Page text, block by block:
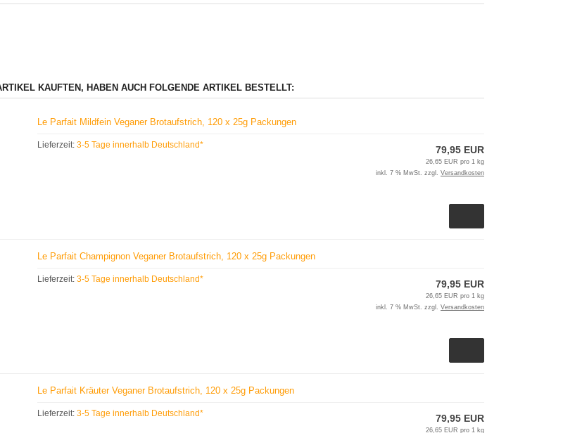
KAUFTEN, HABEN AUCH FOLGENDE ARTIKEL BESTELLT:
Le Parfait Mildfein Veganer Brotaufstrich, 120 x 25g Packungen
Lieferzeit:3-5 Tage innerhalb Deutschland* 79,95 EUR
26,65 EUR pro 1 kg
inkl. 7 % MwSt. zzgl. Versandkosten
Le Parfait Champignon Veganer Brotaufstrich, 120 x 25g Packungen
Lieferzeit:3-5 Tage innerhalb Deutschland* 79,95 EUR
26,65 EUR pro 1 kg
inkl. 7 % MwSt. zzgl. Versandkosten
Le Parfait Kräuter Veganer Brotaufstrich, 120 x 25g Packungen
Lieferzeit:3-5 Tage innerhalb Deutschland* 79,95 EUR
26,65 EUR pro 1 kg